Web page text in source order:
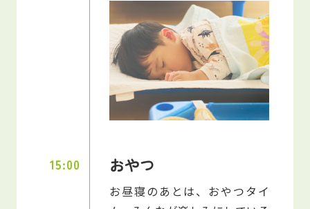
15:00 おやつ
お昼寝のあとは、おやつタイ